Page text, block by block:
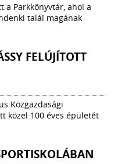
a Parkkönyvtár, ahol a
talál magának
FELÚJÍTOTT
Közgazdasági
közel 100 éves épületét